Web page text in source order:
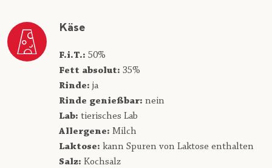
Käse
F.i.T.: 50%
Fett absolut: 35%
Rinde: ja
Rinde genießbar: nein
Lab: tierisches Lab
Allergene: Milch
Laktose: kann Spuren von Laktose enthalten
Salz: Kochsalz